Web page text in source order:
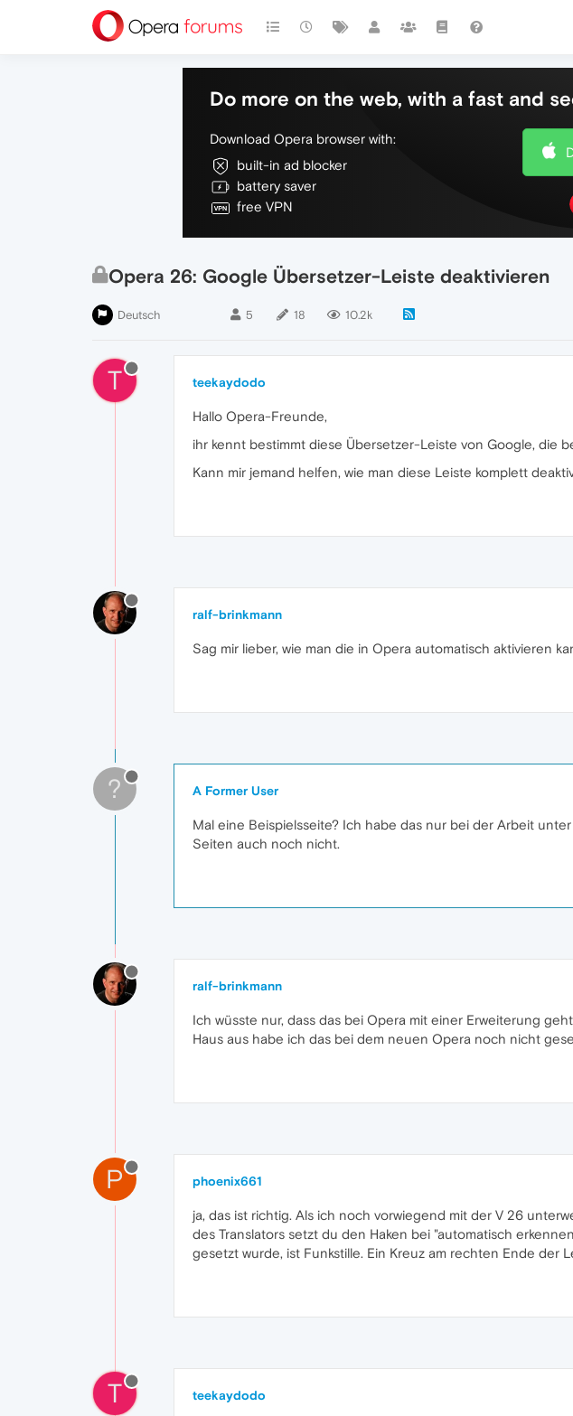
Do more on the web, with a fast and
Download Opera browser with:
built-in ad blocker
battery saver
free VPN
Opera 26: Google Übersetzer-Leiste deaktivieren
Deutsch 5 18 10.2k
T teekaydodo
Hallo Opera-Freunde,
ihr kennt bestimmt diese Übersetzer-Leiste von Google, die
Kann mir jemand helfen, wie man diese Leiste komplett
ralf-brinkmann
Sag mir lieber, wie man die in Opera automatisch aktivieren
? A Former User
Mal eine Beispielsseite? Ich habe das nur bei der Arbeit
Seiten auch noch nicht.
ralf-brinkmann
Ich wüsste nur, dass das bei Opera mit einer Erweiterung
Haus aus habe ich das bei dem neuen Opera noch nicht
P phoenix661
ja, das ist richtig. Als ich noch vorwiegend mit der V 26
des Translators setzt du den Haken bei "automatisch
gesetzt wurde, ist Funkstille. Ein Kreuz am rechten Ende der
T teekaydodo